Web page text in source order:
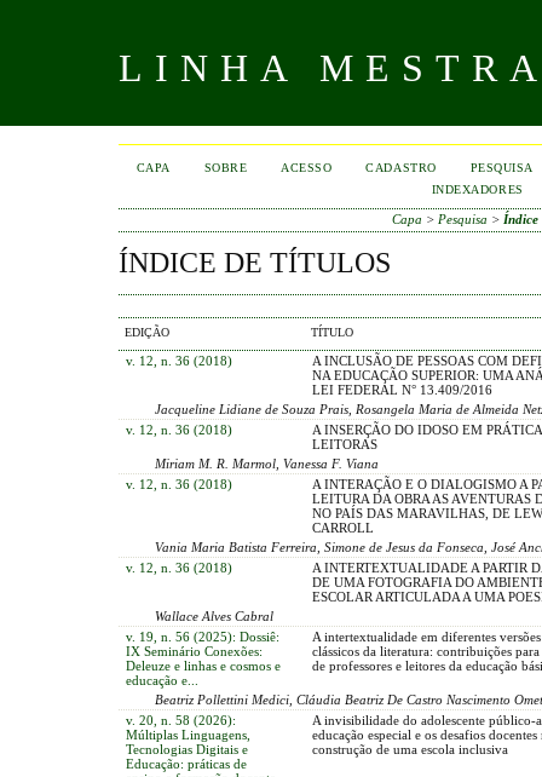
LINHA
CAPA SOBRE ACESSO CADASTRO
PESQUISA
INDEXADORES
Capa > Pesquisa > Índice
ÍNDICE DE TÍTULOS
EDIÇÃO TÍTULO
v. 12, n. 36 (2018)
A INCLUSÃO DE PESSOAS COM
NA EDUCAÇÃO SUPERIOR: UMA
LEI FEDERAL N° 13.409/2016
Jacqueline Lidiane de Souza Prais, Rosangela Maria de Almeida
v. 12, n. 36 (2018)
A INSERÇÃO DO IDOSO EM
LEITORAS
Miriam M. R. Marmol, Vanessa F. Viana
v. 12, n. 36 (2018)
A INTERAÇÃO E O DIALOGISMO A
LEITURA DA OBRA AS AVENTURAS
NO PAÍS DAS MARAVILHAS, DE
CARROLL
Vania Maria Batista Ferreira, Simone de Jesus da Fonseca, José
v. 12, n. 36 (2018)
A INTERTEXTUALIDADE A PARTIR
DE UMA FOTOGRAFIA DO
ESCOLAR ARTICULADA A UMA
Wallace Alves Cabral
v. 19, n. 56 (2025): Dossiê:
IX Seminário Conexões:
Deleuze e linhas e cosmos e
educação e...
A intertextualidade em diferentes
clássicos da literatura: contribuições
de professores e leitores da educação
Beatriz Pollettini Medici, Cláudia Beatriz De Castro Nascimento
v. 20, n. 58 (2026):
Múltiplas Linguagens,
Tecnologias Digitais e
Educação: práticas de
A invisibilidade do adolescente público-
educação especial e os desafios docentes
construção de uma escola inclusiva